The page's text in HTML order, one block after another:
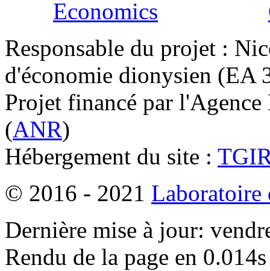
Responsable du projet :
d'économie dionysien
Projet financé par l'Agence
(ANR)
Hébergement du site :
© 2016 - 2021 Laboratoire
Dernière mise à jour:
Rendu de la page en 0.014s